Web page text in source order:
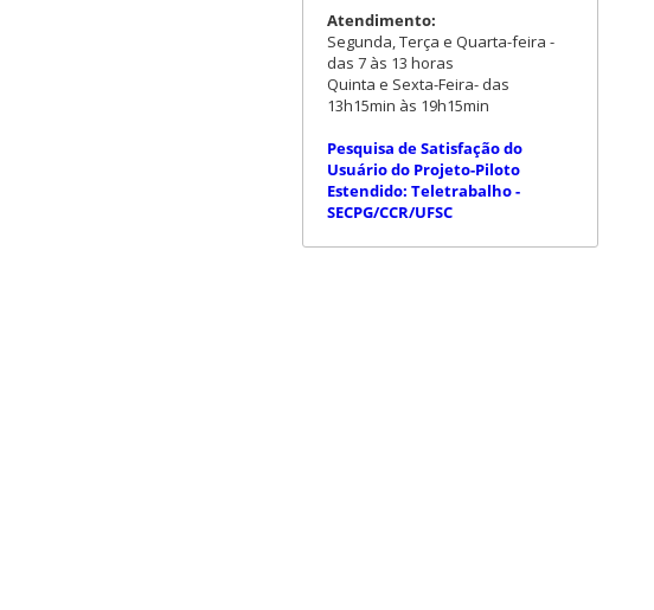
Atendimento:
Segunda, Terça e Quarta-feira -
das 7 às 13 horas
Quinta e Sexta-Feira- das
13h15min às 19h15min
Pesquisa de Satisfação do
Usuário do Projeto-Piloto
Estendido: Teletrabalho -
SECPG/CCR/UFSC